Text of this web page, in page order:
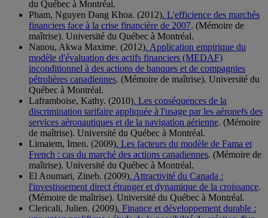
du Québec à Montréal.
Pham, Nguyen Dang Khoa. (2012). L'efficience des marchés
financiers face à la crise financière de 2007. (Mémoire de
maîtrise). Université du Québec à Montréal.
Nanou, Akwa Maxime. (2012). Application empirique du
modèle d'évaluation des actifs financiers (MEDAF)
inconditionnel à des actions de banques et de compagnies
pétrolières canadiennes. (Mémoire de maîtrise). Université du
Québec à Montréal.
Laframboise, Kathy. (2010). Les conséquences de la
discrimination tarifaire appliquée à l'usage par les aéronefs des
services aéronautiques et de la navigation aérienne. (Mémoire
de maîtrise). Université du Québec à Montréal.
Limaiem, Imen. (2009). Les facteurs du modèle de Fama et
French : cas du marché des actions canadiennes. (Mémoire de
maîtrise). Université du Québec à Montréal.
El Aoumari, Zineb. (2009). Attractivité du Canada :
l'investissement direct étranger et dynamique de la croissance.
(Mémoire de maîtrise). Université du Québec à Montréal.
Clericali, Julien. (2009). Finance et développement durable :